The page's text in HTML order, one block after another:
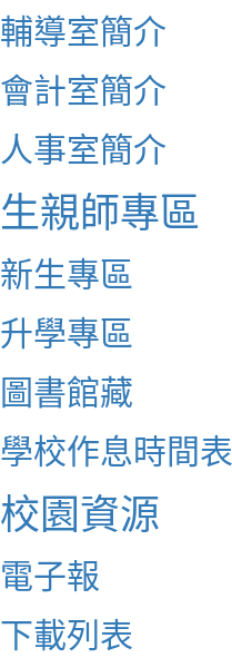
輔導室簡介
會計室簡介
人事室簡介
生親師專區
新生專區
升學專區
圖書館藏
學校作息時間表
校園資源
電子報
下載列表